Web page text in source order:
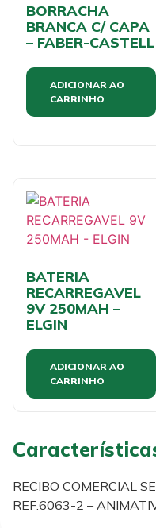
BORRACHA
BRANCA C/ CAPA
– FABER-CASTELL
ADICIONAR AO
CARRINHO
BATERIA
RECARREGAVEL
9V 250MAH –
ELGIN
ADICIONAR AO
CARRINHO
RECIBO COMERCIAL
REF.6063-2 –